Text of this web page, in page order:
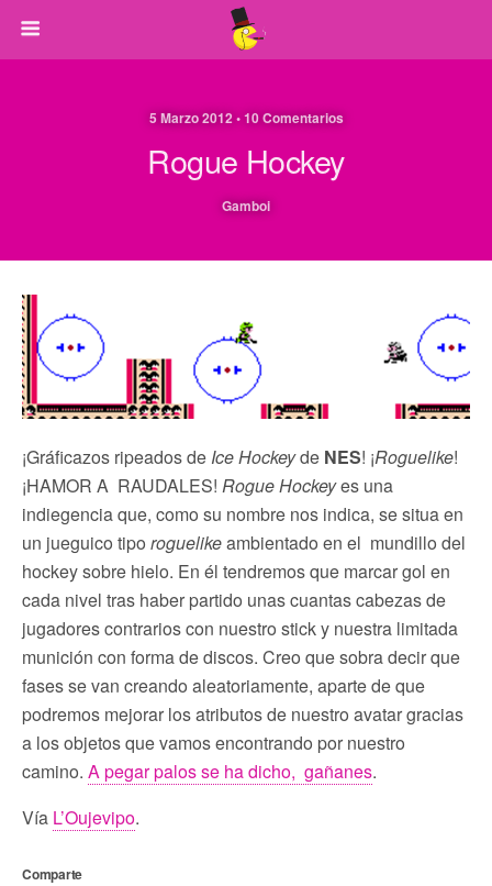
5 Marzo 2012 • 10 Comentarios
Rogue Hockey
Gamboi
¡Gráficazos ripeados de Ice Hockeyde NES! ¡Roguelike!
¡HAMOR A RAUDALES! Rogue Hockeyes una
indiegencia que, como su nombre nos indica, se situa en
un jueguico tipo roguelikeambientado en el mundillo del
hockey sobre hielo. En él tendremos que marcar gol en
cada nivel tras haber partido unas cuantas cabezas de
jugadores contrarios con nuestro stick y nuestra limitada
munición con forma de discos. Creo que sobra decir que
fases se van creando aleatoriamente, aparte de que
podremos mejorar los atributos de nuestro avatar gracias
a los objetos que vamos encontrando por nuestro
camino. A pegar palos se ha dicho, gañanes.
Vía L’Oujevipo.
Comparte